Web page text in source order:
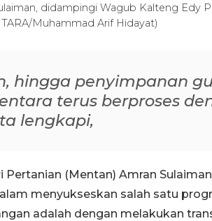
didampingi Wagub Kalteng Edy
Muhammad Arif Hidayat)
hingga penyimpanan
terus berproses
lengkapi,
Pertanian (Mentan) Amran
menyukseskan salah satu
adalah dengan melakukan